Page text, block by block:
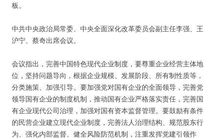
板。
中共中央政治局常委、中央全面深化改革委员会副主任李强、王
沪宁、蔡奇出席会议。
会议指出，完善中国特色现代企业制度，要尊重企业经营主体地
位，坚持问题导向，根据企业规模、发展阶段、所有制性质等，
分类施策、加强引导。要加强党对国有企业的全面领导，完善党
领导国有企业的制度机制，推动国有企业严格落实责任，完善国
有企业现代公司治理，加强对国有资本监督管理。要鼓励有条件
的民营企业建立现代企业制度，完善法人治理结构、规范股东行
为、强化内部监督、健全风险防范机制，注重发挥党建引领作